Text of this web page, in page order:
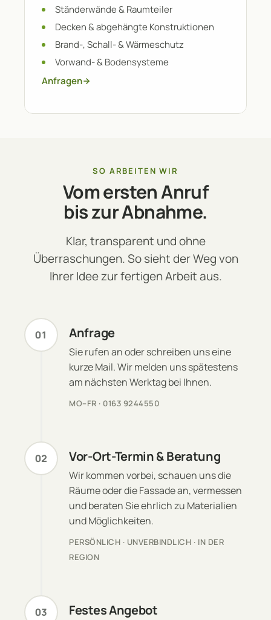
Ständerwände & Raumteiler
Decken & abgehängte Konstruktionen
Brand-, Schall- & Wärmeschutz
Vorwand- & Bodensysteme
Anfragen
SO ARBEITEN WIR
Vom ersten Anruf
bis zur Abnahme.
Klar, transparent und ohne
Überraschungen. So sieht der Weg von
Ihrer Idee zur fertigen Arbeit aus.
01 Anfrage
Sie rufen an oder schreiben uns eine
kurze Mail. Wir melden uns spätestens
am nächsten Werktag bei Ihnen.
MO–FR · 0163 9244550
02 Vor-Ort-Termin & Beratung
Wir kommen vorbei, schauen uns die
Räume oder die Fassade an, vermessen
und beraten Sie ehrlich zu Materialien
und Möglichkeiten.
PERSÖNLICH · UNVERBINDLICH · IN DER
REGION
03 Festes Angebot